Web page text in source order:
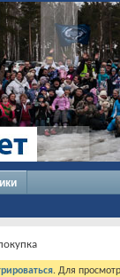
. Для